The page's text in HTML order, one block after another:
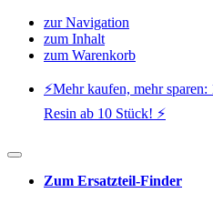
zur Navigation
zum Inhalt
zum Warenkorb
⚡️Mehr kaufen, mehr
Resin ab 10 Stück! ⚡️
Zum Ersatzteil-Finder